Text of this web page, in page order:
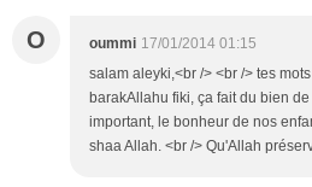
O oummi 17/01/2014 01:15
salam aleyki,<br /> <br /> tes
barakAllahu fiki, ça fait du bien
important, le bonheur de nos
shaa Allah. <br /> Qu'Allah